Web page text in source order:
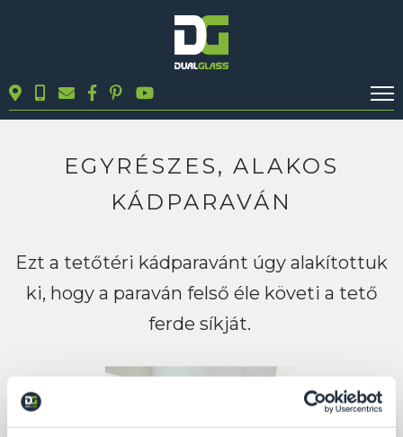
TERMÉKEK
KAPCSOLAT
EGYRÉSZES, ALAKOS
KÁDPARAVÁN
Ezt a tetőtéri kádparavánt úgy alakítottuk
ki, hogy a paraván felső éle követi a tető
ferde síkját.